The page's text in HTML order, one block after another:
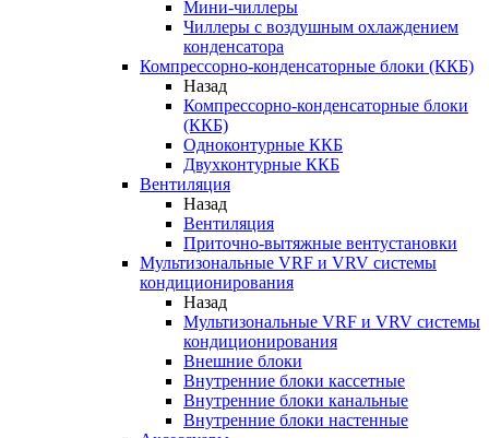
Мини-чиллеры
Чиллеры с воздушным охлаждением
конденсатора
Компрессорно-конденсаторные блоки (ККБ)
Назад
Компрессорно-конденсаторные блоки
(ККБ)
Одноконтурные ККБ
Двухконтурные ККБ
Вентиляция
Назад
Вентиляция
Приточно-вытяжные вентустановки
Мультизональные VRF и VRV системы
кондиционирования
Назад
Мультизональные VRF и VRV системы
кондиционирования
Внешние блоки
Внутренние блоки кассетные
Внутренние блоки канальные
Внутренние блоки настенные